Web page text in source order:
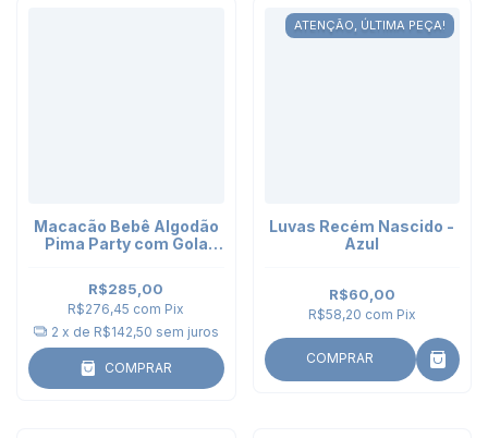
Macacão Bebê Algodão
Pima Party com Gola
R$285,00
R$276,45 com Pix
2 x de R$142,50 sem juros
COMPRAR
ATENÇÃO, ÚLTIMA PEÇA!
Luvas Recém Nascido -
Azul
R$60,00
R$58,20 com Pix
COMPRAR